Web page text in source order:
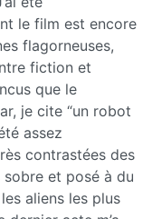
le film est encore
flagorneuses,
fiction et
que le
je cite “un robot
assez
contrastées des
et posé à du
aliens les plus